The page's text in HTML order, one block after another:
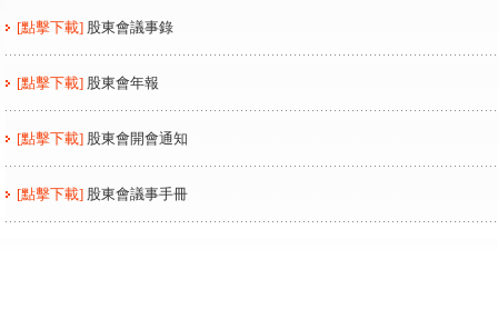
[點擊下載] 股東會議事錄
[點擊下載] 股東會年報
[點擊下載] 股東會開會通知
[點擊下載] 股東會議事手冊